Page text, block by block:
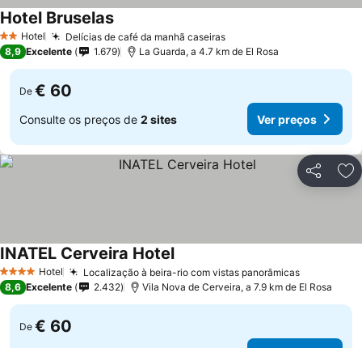
2 Estrelas
Hotel Delícias de café da manhã caseiras
Hotel Bruselas
8,9 Excelente 1.679 La Guarda, a 4.7 km de El Rosa
De € 60
Consulte os preços de 2 sites Ver preços
Partilhar
4 EstrelasHotel Localização à beira-rio com vistas panorâmicas
INATEL Cerveira Hotel
8,6 Excelente 2.432 Vila Nova de Cerveira, a 7.9 km de El Rosa
De € 60